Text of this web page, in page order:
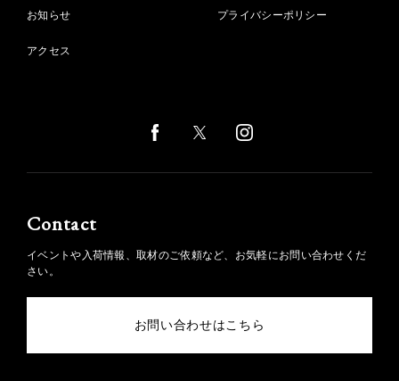
お知らせ
アクセス
プライバシーポリシー
Contact
イベントや入荷情報、取材のご依頼など、お気軽にお問い合わせくだ
さい。
お問い合わせはこちら